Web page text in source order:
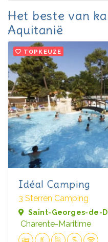
Het beste van
Aquitanië
TOPKEUZE
Idéal Camping
3 Sterren Camping
Saint-Georges-de-
Charente-Maritime